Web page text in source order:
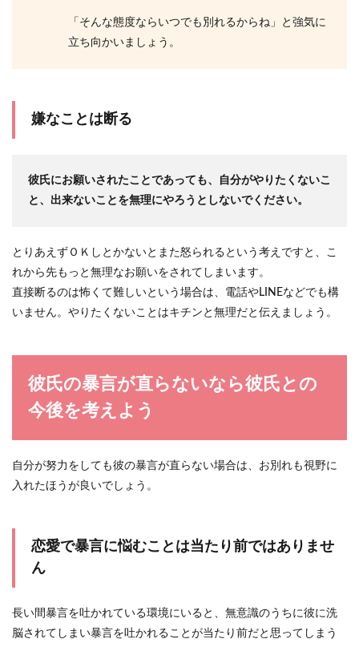
「そんな態度ならいつでも別れるからね」と強気に
立ち向かいましょう。
嫌なことは断る
彼氏にお願いされたことであっても、自分がやりたくないこ
と、出来ないことを無理にやろうとしないでください。
とりあえずＯＫしとかないとまた怒られるという考えですと、こ
れから先もっと無理なお願いをされてしまいます。
直接断るのは怖くて難しいという場合は、電話やLINEなどでも構
いません。やりたくないことはキチンと無理だと伝えましょう。
彼氏の暴言が直らないなら彼氏との
今後を考えよう
自分が努力をしても彼の暴言が直らない場合は、お別れも視野に
入れたほうが良いでしょう。
恋愛で暴言に悩むことは当たり前ではありませ
ん
長い間暴言を吐かれている環境にいると、無意識のうちに彼に洗
脳されてしまい暴言を吐かれることが当たり前だと思ってしまう